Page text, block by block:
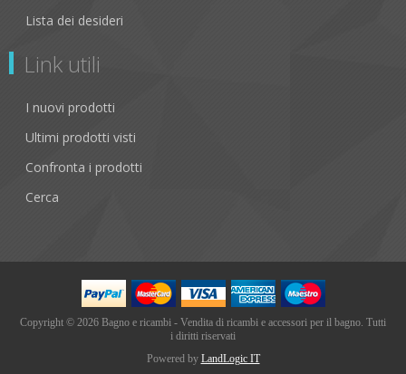
Lista dei desideri
Link utili
I nuovi prodotti
Ultimi prodotti visti
Confronta i prodotti
Cerca
Copyright © 2026 Bagno e ricambi - Vendita di ricambi e accessori per il bagno. Tutti
i diritti riservati
Powered by LandLogic IT